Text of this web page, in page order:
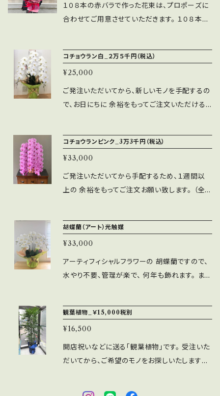
１０８本の赤バラで作った花束は、プロポーズに
合わせてご用意させていただきます。 １０８本の
す。 一生一度の記念すべき日に、こんな花束を
準備して、彼女を驚かせてはいかがでしょうか。
バラの注文に日数が必要なため、 １週間以上前
にご注文下さい。 基本的にご来店もしくは青森
コチョウラン白_２万５千円（税込）
¥25,000
ご発注いただいてから、新しいモノを手配するの
で、お日にちに 余裕をもってご注文いただけると
るので、 お電話（017-718-3787）にてお問合せ
願います。
コチョウランピンク_3万3千円（税込）
¥33,000
ご発注いただいてから手配するため、１週間以
上の 余裕をもってご注文お願い致します。 （全
も可能ですが、その場合は別途送料等がかかる
ため、 お電話（017-718-3787）にて事前にお問
合せ願います。
胡蝶蘭（アート）光触媒
¥33,000
アーティフィシャルフラワーの 胡蝶蘭ですので、
水やり不要、管理が楽で、 何年も飾れます。 ま
てからの発注になりますので、 約１週間居所の
お時間いただく場合がございます。 まずはお問
合わせください(^^) 花径１０㎝ サイズW 65 ×
H 85、陶器花器付き、重量５キロ
観葉植物_￥15,000税別
¥16,500
開店祝いなどに送る「観葉植物」です。 受注いた
だいてから、ご希望のモノをお探しいたしますの